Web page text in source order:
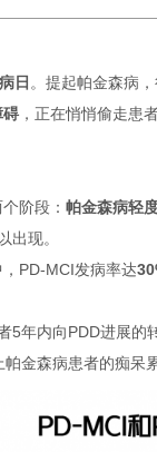
病日 。提起帕金森病
碍 ，正在悄悄偷走患
阶段： 帕金森病轻
出现。
PD-MCI发病率达
5年内向PDD进展的
金森病患者的痴呆